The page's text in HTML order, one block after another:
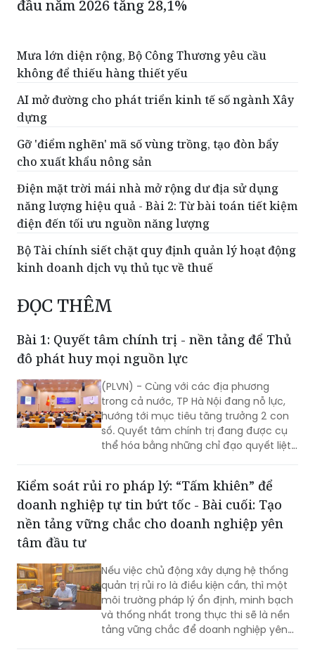
đầu năm 2026 tăng 28,1%
Mưa lớn diện rộng, Bộ Công Thương yêu cầu
không để thiếu hàng thiết yếu
AI mở đường cho phát triển kinh tế số ngành Xây
dựng
Gỡ 'điểm nghẽn' mã số vùng trồng, tạo đòn bẩy
cho xuất khẩu nông sản
Điện mặt trời mái nhà mở rộng dư địa sử dụng
năng lượng hiệu quả - Bài 2: Từ bài toán tiết kiệm
điện đến tối ưu nguồn năng lượng
Bộ Tài chính siết chặt quy định quản lý hoạt động
kinh doanh dịch vụ thủ tục về thuế
ĐỌC THÊM
Bài 1: Quyết tâm chính trị - nền tảng để Thủ
đô phát huy mọi nguồn lực
(PLVN) - Cùng với các địa phương
trong cả nước, TP Hà Nội đang nỗ lực,
hướng tới mục tiêu tăng trưởng 2 con
số. Quyết tâm chính trị đang được cụ
thể hóa bằng những chỉ đạo quyết liệt,
động lực quan trọng để TP khơi dậy
khát vọng tăng trưởng, cũng là nền
tảng để Thủ đô phát huy mọi nguồn
lực, tạo đà bứt phá trong giai đoạn
Kiểm soát rủi ro pháp lý: “Tấm khiên” để
doanh nghiệp tự tin bứt tốc - Bài cuối: Tạo
nền tảng vững chắc cho doanh nghiệp yên
tâm đầu tư
Nếu việc chủ động xây dựng hệ thống
quản trị rủi ro là điều kiện cần, thì một
môi trường pháp lý ổn định, minh bạch
và thống nhất trong thực thi sẽ là nền
tảng vững chắc để doanh nghiệp yên